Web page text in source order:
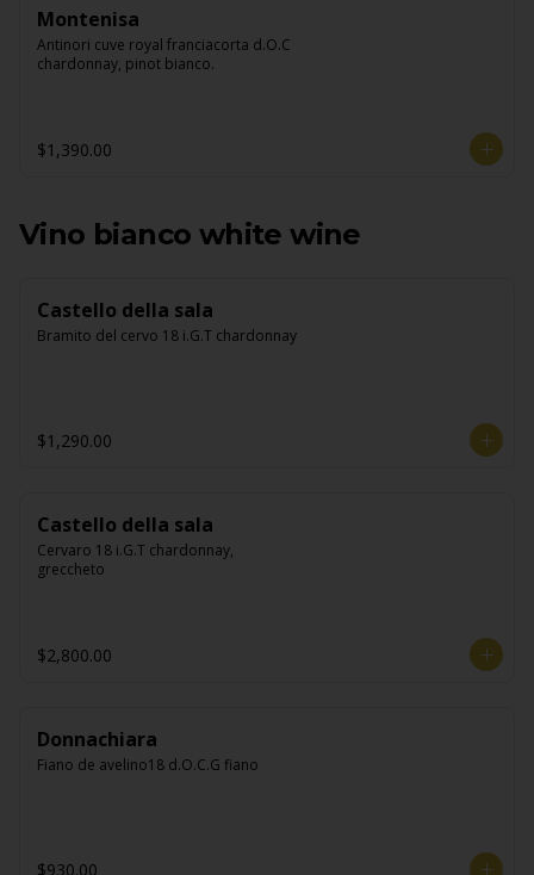
Montenisa
Antinori cuve royal franciacorta d.O.C
chardonnay, pinot bianco.
$1,390.00
Vino bianco white wine
Castello della sala
Bramito del cervo 18 i.G.T chardonnay
$1,290.00
Castello della sala
Cervaro 18 i.G.T chardonnay,
greccheto
$2,800.00
Donnachiara
Fiano de avelino18 d.O.C.G fiano
$930.00